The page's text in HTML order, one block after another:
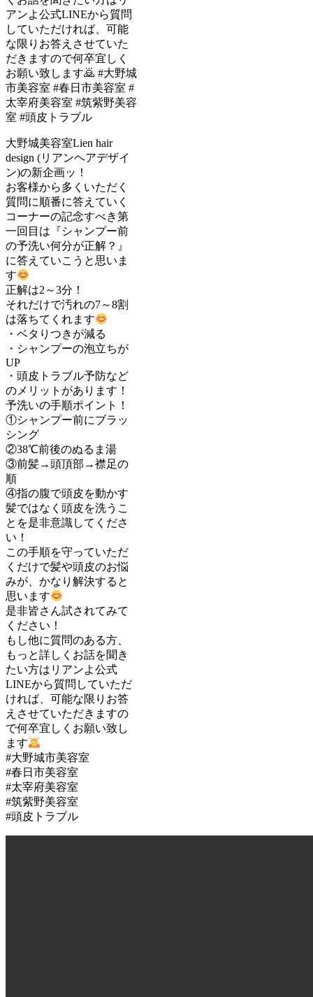
大野城美容室Lien hair
design (リアンヘアデザイ
ン)の新企画ッ！
お客様から多くいただく
質問に順番に答えていく
コーナーの記念すべき第
一回目は『シャンプー前
の予洗い何分が正解？』
に答えていこうと思いま
す
正解は2～3分！
それだけで汚れの7～8割
は落ちてくれます
・ベタりつきが減る
・シャンプーの泡立ちが
UP
・頭皮トラブル予防など
のメリットがあります！
予洗いの手順ポイント！
①シャンプー前にブラッ
シング
②38℃前後のぬるま湯
③前髪→頭頂部→襟足の
順
④指の腹で頭皮を動かす
髪ではなく頭皮を洗うこ
とを是非意識してくださ
い！
この手順を守っていただ
くだけで髪や頭皮のお悩
みが、かなり解決すると
思います
是非皆さん試されてみて
ください！
もし他に質問のある方、
もっと詳しくお話を聞き
たい方はリアンよ公式
LINEから質問していただ
ければ、可能な限りお答
えさせていただきますの
で何卒宜しくお願い致し
ます
#大野城市美容室
#春日市美容室
#太宰府美容室
#筑紫野美容室
#頭皮トラブル